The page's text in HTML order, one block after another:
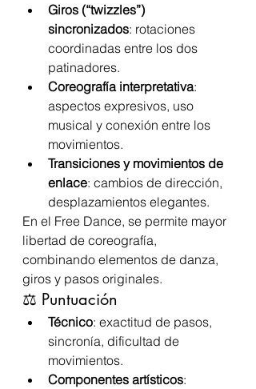
Giros (“twizzles”)
sincronizados: rotaciones
coordinadas entre los dos
patinadores.
Coreografía interpretativa:
aspectos expresivos, uso
musical y conexión entre los
movimientos.
Transiciones y movimientos de
enlace: cambios de dirección,
desplazamientos elegantes.
En el Free Dance, se permite mayor
libertad de coreografía,
combinando elementos de danza,
giros y pasos originales.
⚖️ Puntuación
Técnico: exactitud de pasos,
sincronía, dificultad de
movimientos.
Componentes artísticos: